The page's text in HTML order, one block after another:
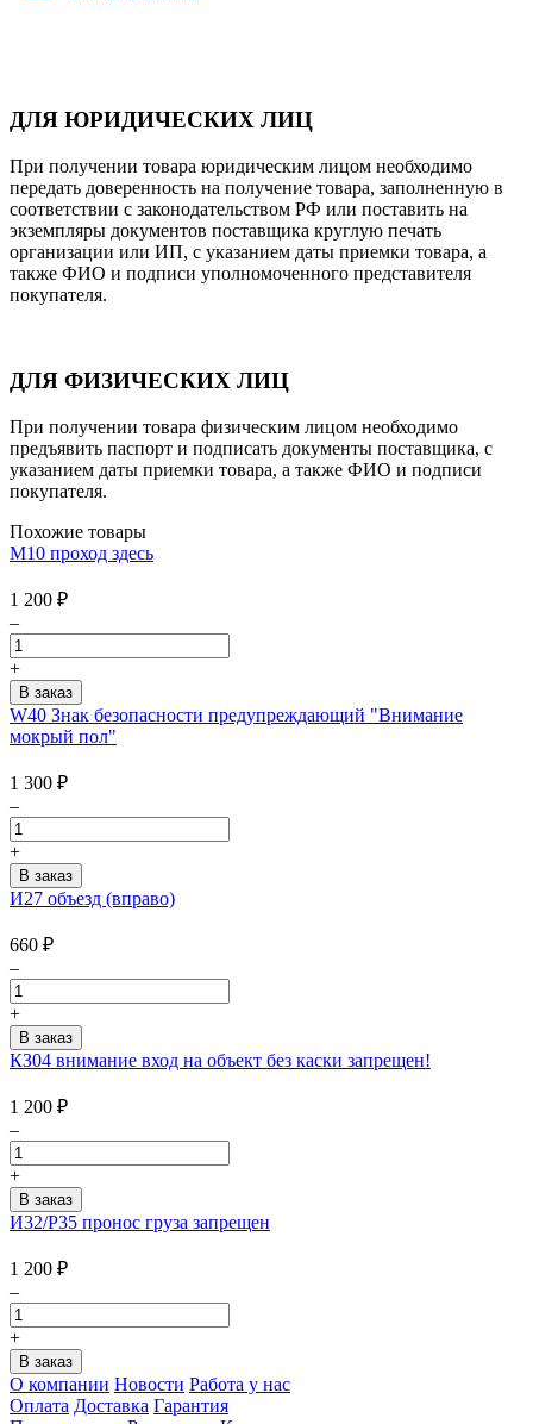
ДЛЯ ЮРИДИЧЕСКИХ ЛИЦ
При получении товара юридическим лицом необходимо
передать доверенность на получение товара, заполненную в
соответствии с законодательством РФ или поставить на
экземпляры документов поставщика круглую печать
организации или ИП, с указанием даты приемки товара, а
также ФИО и подписи уполномоченного представителя
покупателя.
ДЛЯ ФИЗИЧЕСКИХ ЛИЦ
При получении товара физическим лицом необходимо
предъявить паспорт и подписать документы поставщика, с
указанием даты приемки товара, а также ФИО и подписи
покупателя.
Похожие товары
М10 проход здесь
1 200 ₽
–
+
W40 Знак безопасности предупреждающий "Внимание
мокрый пол"
1 300 ₽
–
+
И27 объезд (вправо)
660 ₽
–
+
КЗ04 внимание вход на объект без каски запрещен!
1 200 ₽
–
+
И32/Р35 пронос груза запрещен
1 200 ₽
–
+
О компании Новости Работа у нас
Оплата Доставка Гарантия